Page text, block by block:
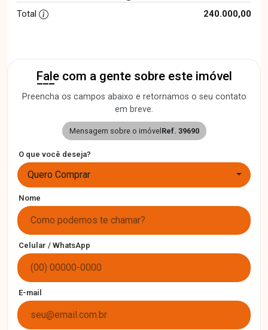
Total
240.000,00
Fale com a gente sobre este imóvel
Preencha os campos abaixo e retornamos o seu contato
em breve.
Mensagem sobre o imóvelRef. 39690
O que você deseja?
Quero Comprar
Nome
Celular / WhatsApp
E-mail